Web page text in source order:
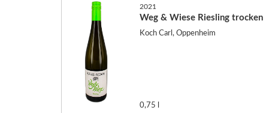
2021
Weg & Wiese Riesling trocken
Koch Carl, Oppenheim
0,75 l